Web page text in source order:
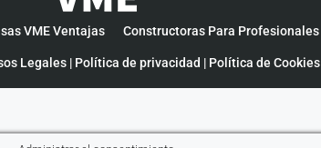
VME Ventajas Constructoras Para Profesionales
Legales | Política de privacidad | Política de Cookies